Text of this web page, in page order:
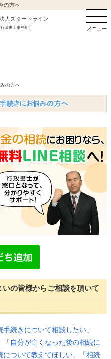
の方へ
人スタートライン
政書士事務所） メニュー
の方へ
いの皆様からご相談を頂いて
手続きについて相談したい」
「自分が亡くなった後の相続に
ついて教えてほしい」「相続